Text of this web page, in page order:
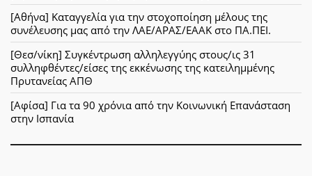
[Αθήνα] Καταγγελία για την στοχοποίηση μέλους της
συνέλευσης μας από την ΛΑΕ/ΑΡΑΣ/ΕΑΑΚ στο ΠΑ.ΠΕΙ.
[Θεσ/νίκη] Συγκέντρωση αλληλεγγύης στους/ις 31
συλληφθέντες/είσες της εκκένωσης της κατειλημμένης
Πρυτανείας ΑΠΘ
[Αφίσα] Για τα 90 χρόνια από την Κοινωνική Επανάσταση
στην Ισπανία